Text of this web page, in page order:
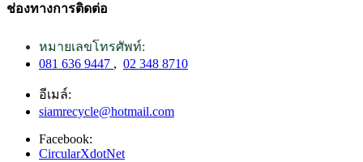
ช่องทางการติดต่อ
หมายเลขโทรศัพท์:
081 636 9447 , 02 348 8710
อีเมล์:
siamrecycle@hotmail.com
Facebook:
CircularXdotNet